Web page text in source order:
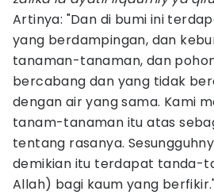
Artinya: "Dan di bumi ini
yang berdampingan, dan
tanaman-tanaman, dan
bercabang dan yang tidak
dengan air yang sama. Kami
tanam-tanaman itu atas
tentang rasanya.
demikian itu terdapat tanda-
Allah) bagi kaum yang